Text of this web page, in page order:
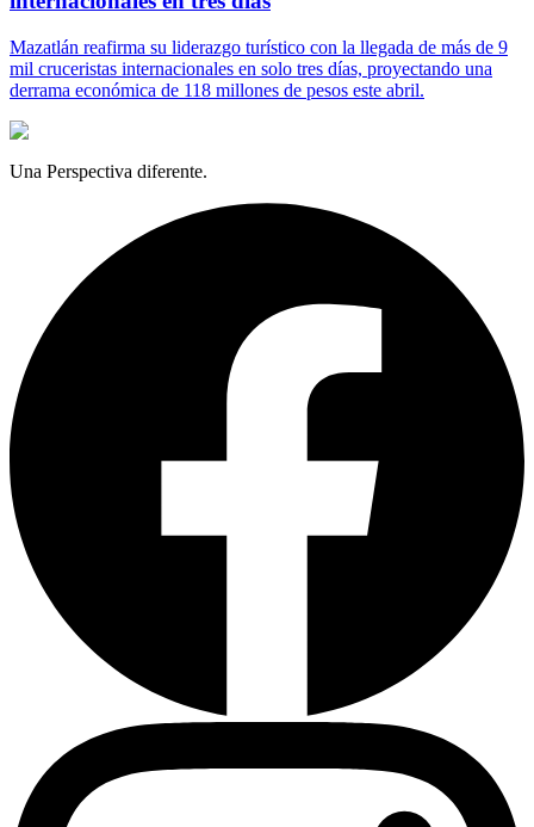
Mazatlán reafirma su liderazgo turístico con la llegada de más de 9
mil cruceristas internacionales en solo tres días, proyectando una
derrama económica de 118 millones de pesos este abril.
Una Perspectiva diferente.